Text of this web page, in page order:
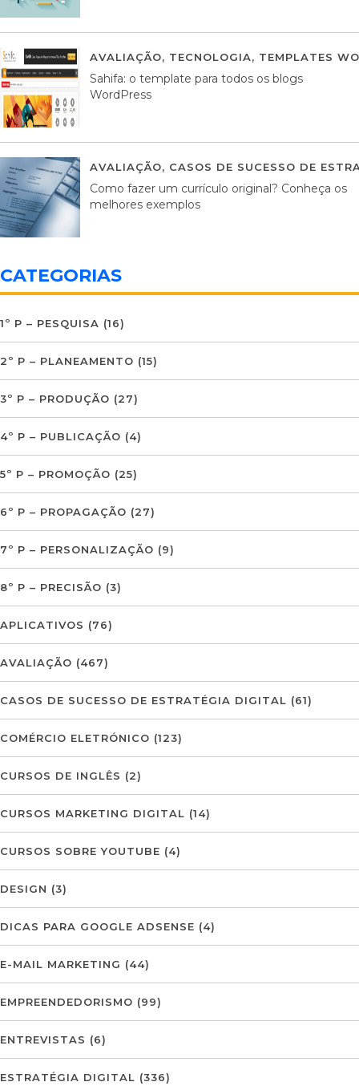
AVALIAÇÃO, TECNOLOGIA, TEMPLATES
Sahifa: o template para todos os blogs
WordPress
AVALIAÇÃO, CASOS DE SUCESSO DE
Como fazer um currículo original? Conheça os
melhores exemplos
CATEGORIAS
1º P – PESQUISA (16)
2º P – PLANEAMENTO (15)
3º P – PRODUÇÃO (27)
4º P – PUBLICAÇÃO (4)
5º P – PROMOÇÃO (25)
6º P – PROPAGAÇÃO (27)
7º P – PERSONALIZAÇÃO (9)
8º P – PRECISÃO (3)
APLICATIVOS (76)
AVALIAÇÃO (467)
CASOS DE SUCESSO DE ESTRATÉGIA DIGITAL (61)
COMÉRCIO ELETRÓNICO (123)
CURSOS DE INGLÊS (2)
CURSOS MARKETING DIGITAL (14)
CURSOS SOBRE YOUTUBE (4)
DESIGN (3)
DICAS PARA GOOGLE ADSENSE (4)
E-MAIL MARKETING (44)
EMPREENDEDORISMO (99)
ENTREVISTAS (6)
ESTRATÉGIA DIGITAL (336)